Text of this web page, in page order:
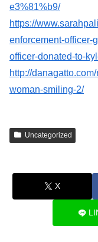
e3%81%b9/
https://
enforcement-officer-
officer-donated-to-
http://
woman-smiling-2/
Uncategorized
X